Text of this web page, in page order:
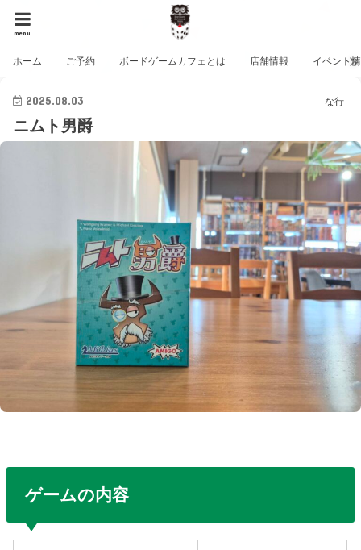
menu
ホーム ご予約 ボードゲームカフェとは 店舗情報 イベント
な行
2025.08.03
ニムト男爵
ゲームの内容